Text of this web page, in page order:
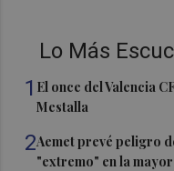
Lo Más
1 El once del Valencia
Mestalla
2Aemet prevé peligro
"extremo" en la